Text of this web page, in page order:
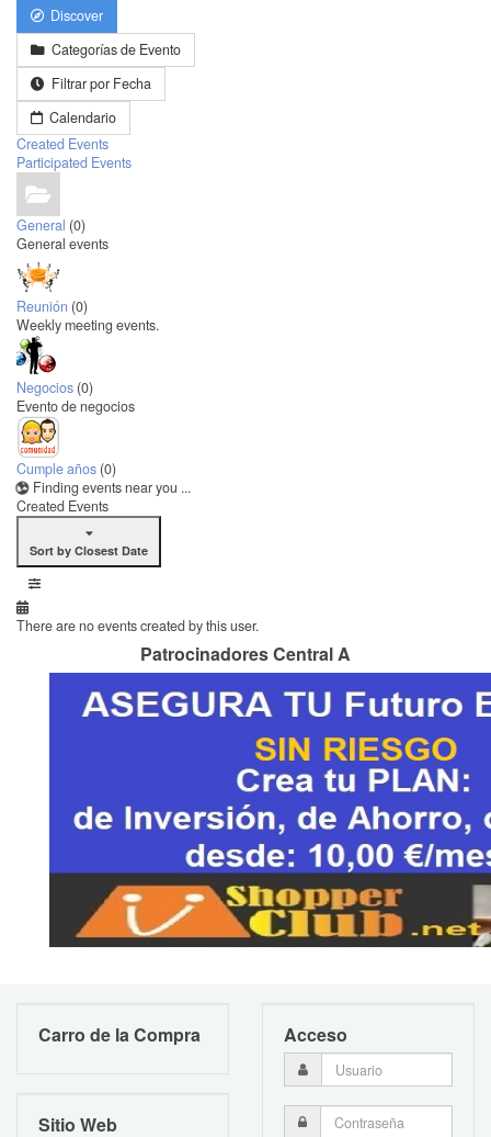
Discover
Categorías de Evento
Filtrar por Fecha
Calendario
Created Events
Participated Events
General (0)
General events
Reunión (0)
Weekly meeting events.
Negocios (0)
Evento de negocios
Cumple años (0)
Finding events near you ...
Created Events
Sort by Closest Date
There are no events created by this user.
Patrocinadores Central A
Carro de la Compra
Sitio Web
Acceso